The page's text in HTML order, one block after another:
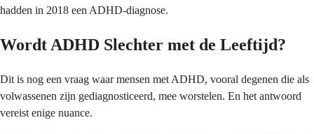
hadden in 2018 een ADHD-diagnose.
Wordt ADHD Slechter met de Leeftijd?
Dit is nog een vraag waar mensen met ADHD, vooral degenen die als
volwassenen zijn gediagnosticeerd, mee worstelen. En het antwoord
vereist enige nuance.